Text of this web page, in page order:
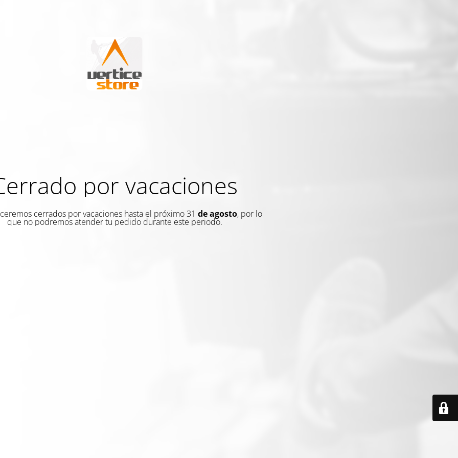
por vacaciones
cerrados por vacaciones hasta el próximo 31 de agosto, por lo
que no podremos atender tu pedido durante este periodo.